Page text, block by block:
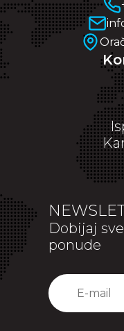
Dobijaj
ponude